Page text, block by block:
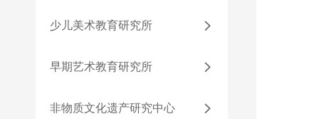
少儿美术教育研究所 
早期艺术教育研究所 
非物质文化遗产研究中心 